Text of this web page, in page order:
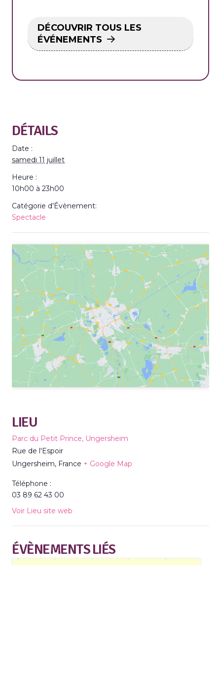
DÉCOUVRIR TOUS LES
ÉVÉNEMENTS
DÉTAILS
Date :
samedi 11 juillet
Heure :
10h00 à 23h00
Catégorie d’Évènement:
Spectacle
LIEU
Parc du Petit Prince, Ungersheim
Rue de l'Espoir
Ungersheim, France + Google Map
Téléphone :
03 89 62 43 00
Voir Lieu site web
ÉVÈNEMENTS LIÉS